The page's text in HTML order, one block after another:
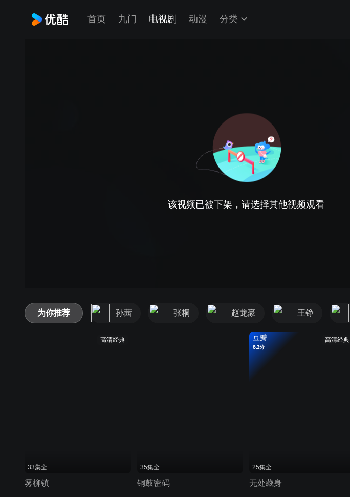
首页 九门 电视剧 动漫 分类
该视频已被下架，请选择其他视频观看
为你推荐 孙茜 张桐 赵龙豪 王铮
高清经典
33集全
雾柳镇
35集全
铜鼓密码
高清经典
豆瓣
8.2分
25集全
无处藏身